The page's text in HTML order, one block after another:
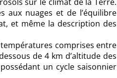
aux nuages et de l’équilibre
et même la description des
comprises entre
de 4 km d’altitude des
un cycle saisonnier